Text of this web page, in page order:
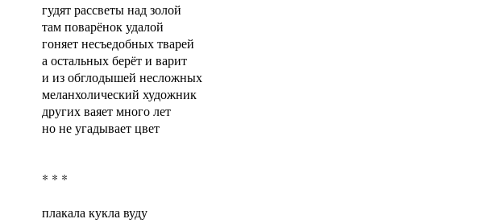
гудят рассветы над золой
там поварёнок удалой
гоняет несъедобных тварей
а остальных берёт и варит
и из обглодышей несложных
меланхолический художник
других ваяет много лет
но не угадывает цвет
* * *
плакала кукла вуду